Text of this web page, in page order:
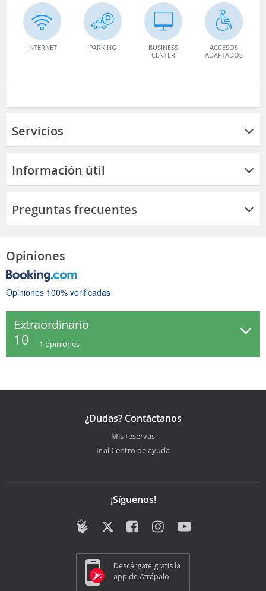
INTERNET PARKING
BUSINESS
CENTER
ACCESOS
ADAPTADOS
Servicios
Información útil
Preguntas frecuentes
Opiniones
Opiniones 100% verificadas
Extraordinario
10 1 opiniones
¿Dudas? Contáctanos
Mis reservas
Ir al Centro de ayuda
¡Síguenos!
Descárgate gratis la
app de Atrápalo